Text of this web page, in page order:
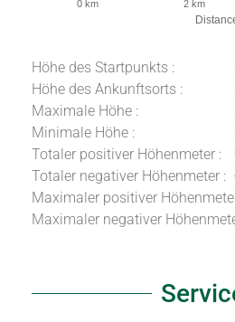
0 km 2 km
Höhe des Startpunkts :
Höhe des Ankunftsorts :
Maximale Höhe :
Minimale Höhe :
Totaler positiver Höhenmeter :
Totaler negativer Höhenmeter :
Maximaler positiver
Maximaler negativer